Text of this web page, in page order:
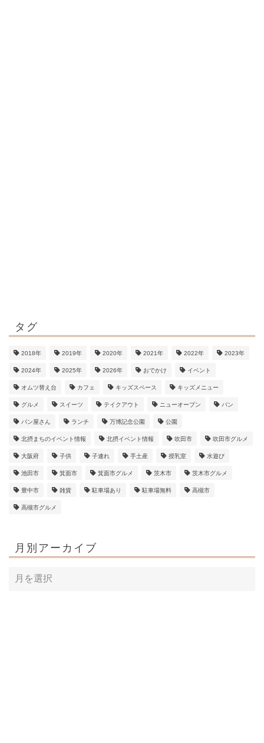
タグ
2018年 2019年 2020年 2021年 2022年 2023年
2024年 2025年 2026年 おでかけ イベント
オムツ替え台 カフェ キッズスペース キッズメニュー
グルメ スイーツ テイクアウト ニューオープン パン
パン屋さん ランチ 万博記念公園 公園
北摂まちのイベント情報 北摂イベント情報 吹田市 吹田市グルメ
大阪府 子供 子連れ 手土産 授乳室 水遊び
池田市 箕面市 箕面市グルメ 茨木市 茨木市グルメ
豊中市 雑貨 駐車場あり 駐車場無料 高槻市
高槻市グルメ
月別アーカイブ